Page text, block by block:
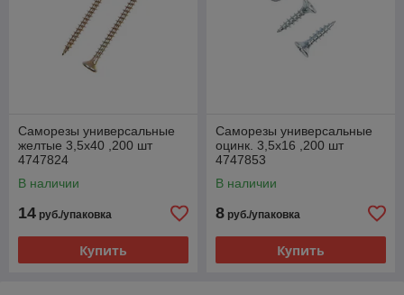
Саморезы универсальные
желтые 3,5х40 ,200 шт
4747824
В наличии
14 руб./упаковка
Купить
Саморезы универсальные
оцинк. 3,5х16 ,200 шт
4747853
В наличии
8 руб./упаковка
Купить